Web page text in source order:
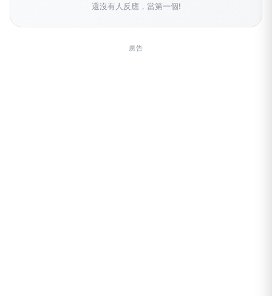
還沒有人反應，當第一個!
廣告